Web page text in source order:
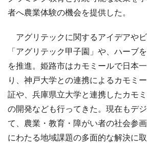
者へ農業体験の機会を提供した。
アグリテックに関するアイデアや
「アグリテック甲子園」や、ハーブ
を推進。姫路市はカモミールで日本
り、神戸大学との連携によるカモミ
証や、兵庫県立大学と連携したカモ
の開発なども行ってきた。現在もデ
て、農業・教育・障がい者の社会参
にわたる地域課題の多面的な解決に